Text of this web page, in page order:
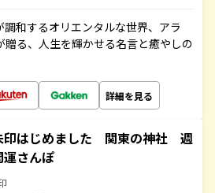
和するオリエンタルな世界、アラ
贈る、人生を輝かせる名言と癒やしの
詳細を見る
印はじめました 関東の神社 週
運さんぽ